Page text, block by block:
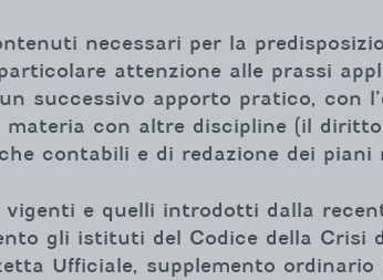
necessari per la
attenzione alle prassi
successivo apporto pratico, con
con altre discipline (il
contabili e di redazione dei
e quelli introdotti dalla
gli istituti del Codice della Crisi
Ufficiale, supplemento